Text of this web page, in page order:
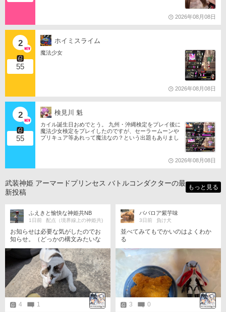
2026年08月08日
2
55
ホイミスライム
魔法少女
2026年08月08日
2
55
検見川 魁
カイル誕生日おめでとう。 九州・沖縄検定をプレイ後に
魔法少女検定をプレイしたのですが、セーラームーンや
プリキュア等あれって魔法なの？という出題もありまし
2026年08月08日
武装神姫 アーマードプリンセス バトルコンダクターの最
新投稿
もっと見る
ふえきと愉快な神姫共NB
1日前 配点（境界線上の神姫共)
お知らせは必要な気がしたのでお
知らせ。（どっかの構文みたいな
言い回し） オールベルンルナーリ
アとヴァローナリペイントをポチ
りました。 色々理由があって前か
ら狙ってたのが一気に来た感じで
す。 …ただ、具体的に何ともなく
どちらも「ランクB」なので、状況
如何によっては明後日の方向に
荒々しいリペアをして起動するか
もしれないです。
4 1
ババロア紫芋味
3日前 負け犬
並べてみてもでかいのはよくわか
る
3 0